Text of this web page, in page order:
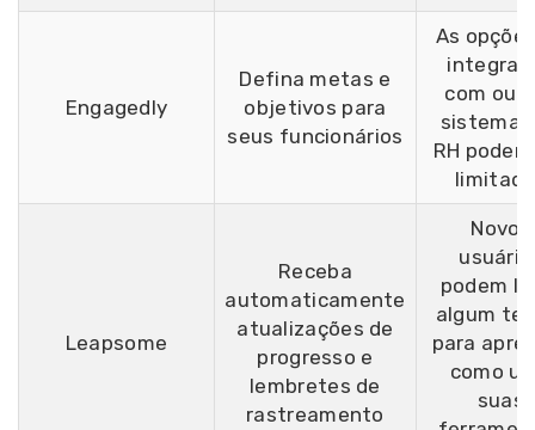
Engagedly
Defina metas e
objetivos para
seus funcionários
As
com
sistemas
RH
Leapsome
Receba
automaticamente
atualizações de
progresso e
lembretes de
rastreamento
Novos
podem
algum
para
como
suas